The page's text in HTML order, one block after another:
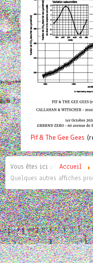
Pif& The Gee Gees
Vous êtes ici : Accueil
Quelques autres affiches